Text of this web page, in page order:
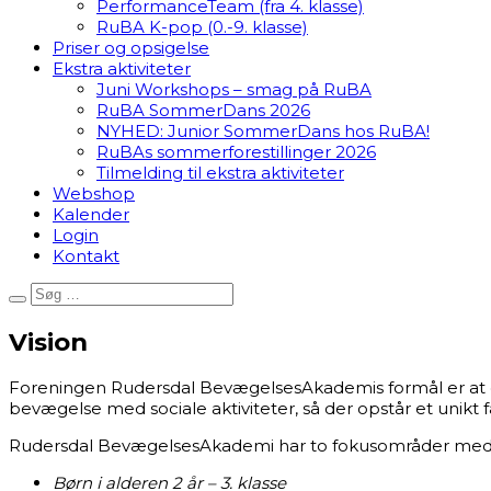
PerformanceTeam (fra 4. klasse)
RuBA K-pop (0.-9. klasse)
Priser og opsigelse
Ekstra aktiviteter
Juni Workshops – smag på RuBA
RuBA SommerDans 2026
NYHED: Junior SommerDans hos RuBA!
RuBAs sommerforestillinger 2026
Tilmelding til ekstra aktiviteter
Webshop
Kalender
Login
Kontakt
Vision
Foreningen Rudersdal BevægelsesAkademis formål er
bevægelse med sociale aktiviteter, så der opstår et
Rudersdal BevægelsesAkademi har to fokusområder
Børn i alderen 2 år – 3. klasse